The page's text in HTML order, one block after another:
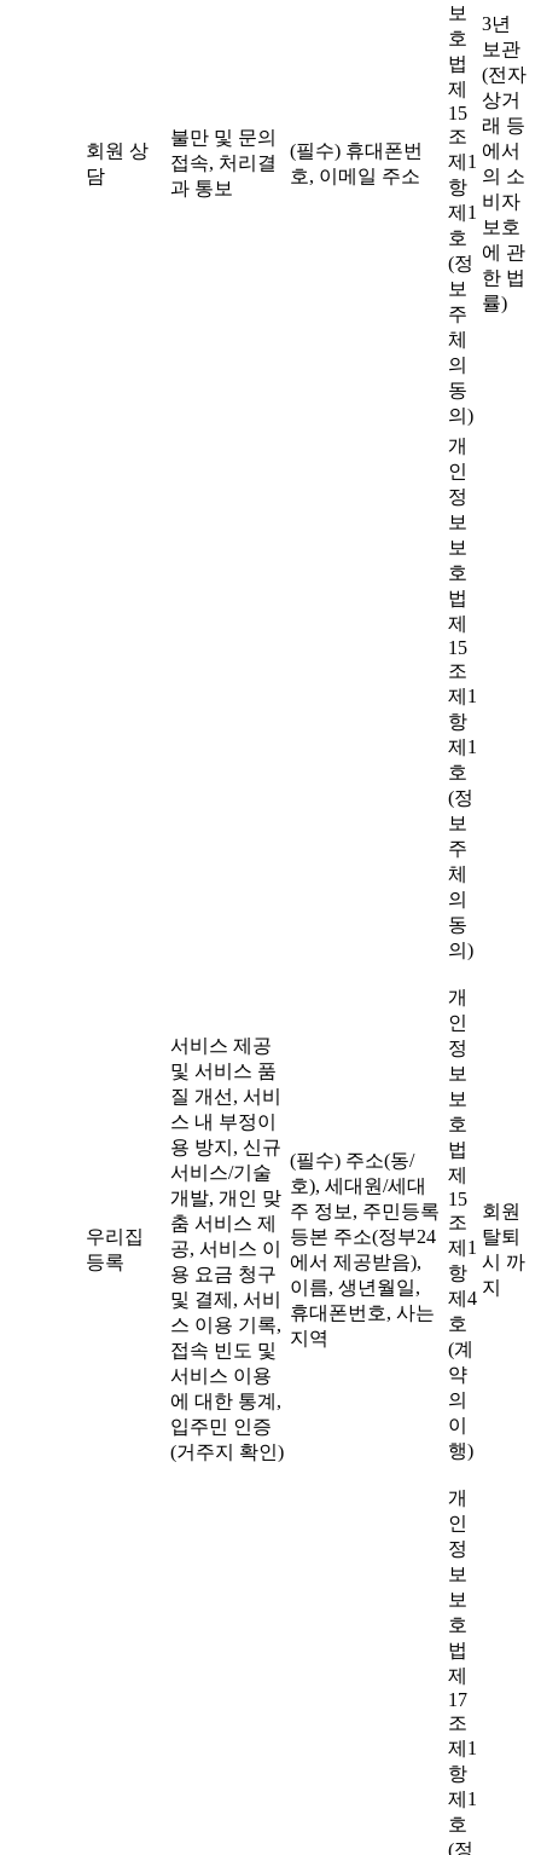
회원 상
담
불만 및 문의
접속, 처리결
과 통보
(필수) 휴대폰번
호, 이메일 주소
보
호
법
제
15
조
제1
항
제1
호
(정
보
주
체
의
동
의)
3년
보관
(전자
상거
래 등
에서
의 소
비자
보호
에 관
한 법
률)
우리집
등록
서비스 제공
및 서비스 품
질 개선, 서비
스 내 부정이
용 방지, 신규
서비스/기술
개발, 개인 맞
춤 서비스 제
공, 서비스 이
용 요금 청구
및 결제, 서비
스 이용 기록,
접속 빈도 및
서비스 이용
에 대한 통계,
입주민 인증
(거주지 확인)
(필수) 주소(동/
호), 세대원/세대
주 정보, 주민등록
등본 주소(정부24
에서 제공받음),
이름, 생년월일,
휴대폰번호, 사는
지역
개
인
정
보
보
호
법
제
15
조
제1
항
제1
호
(정
보
주
체
의
동
의)
개
인
정
보
보
호
법
제
15
조
제1
항
제4
호
(계
약
의
이
행)
개
인
정
보
보
호
법
제
17
조
제1
항
제1
호
(정
회원
탈퇴
시 까
지